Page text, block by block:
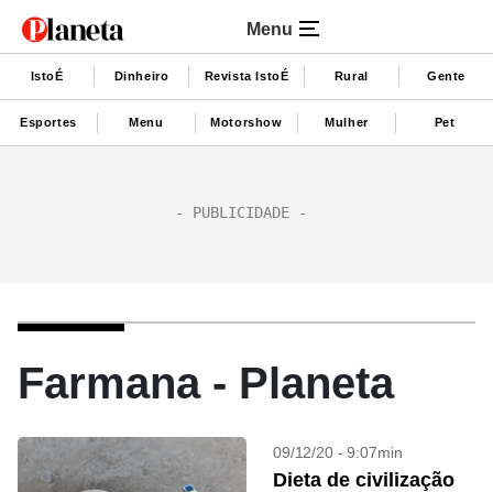
Menu
IstoÉ Dinheiro Revista IstoÉ Rural Gente
Esportes Menu Motorshow Mulher Pet
Farmana - Planeta
09/12/20 - 9:07min
Dieta de civilização